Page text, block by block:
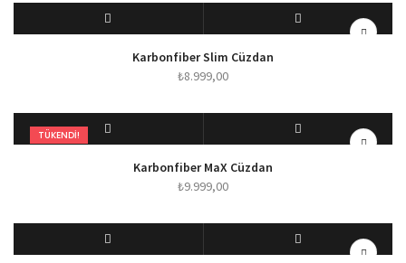
SEPETE EKLEKarbonfiber Slim Cüzdan
₺8.999,00
TÜKENDI!
SEÇENEKLERKarbonfiber MaX Cüzdan
₺9.999,00